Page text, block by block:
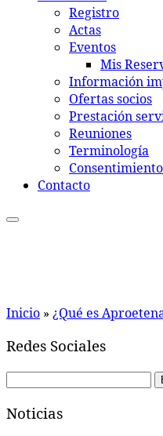
Registro
Actas
Eventos
Mis
Información
Ofertas socios
Prestación
Reuniones
Terminología
Contacto
Inicio » ¿Qué es
Redes Sociales
Buscar:
Noticias